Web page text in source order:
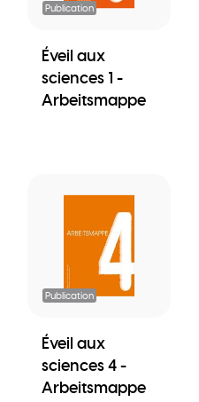
Publication
Éveil aux
sciences 1 -
Arbeitsmappe
Publication
Éveil aux
sciences 4 -
Arbeitsmappe